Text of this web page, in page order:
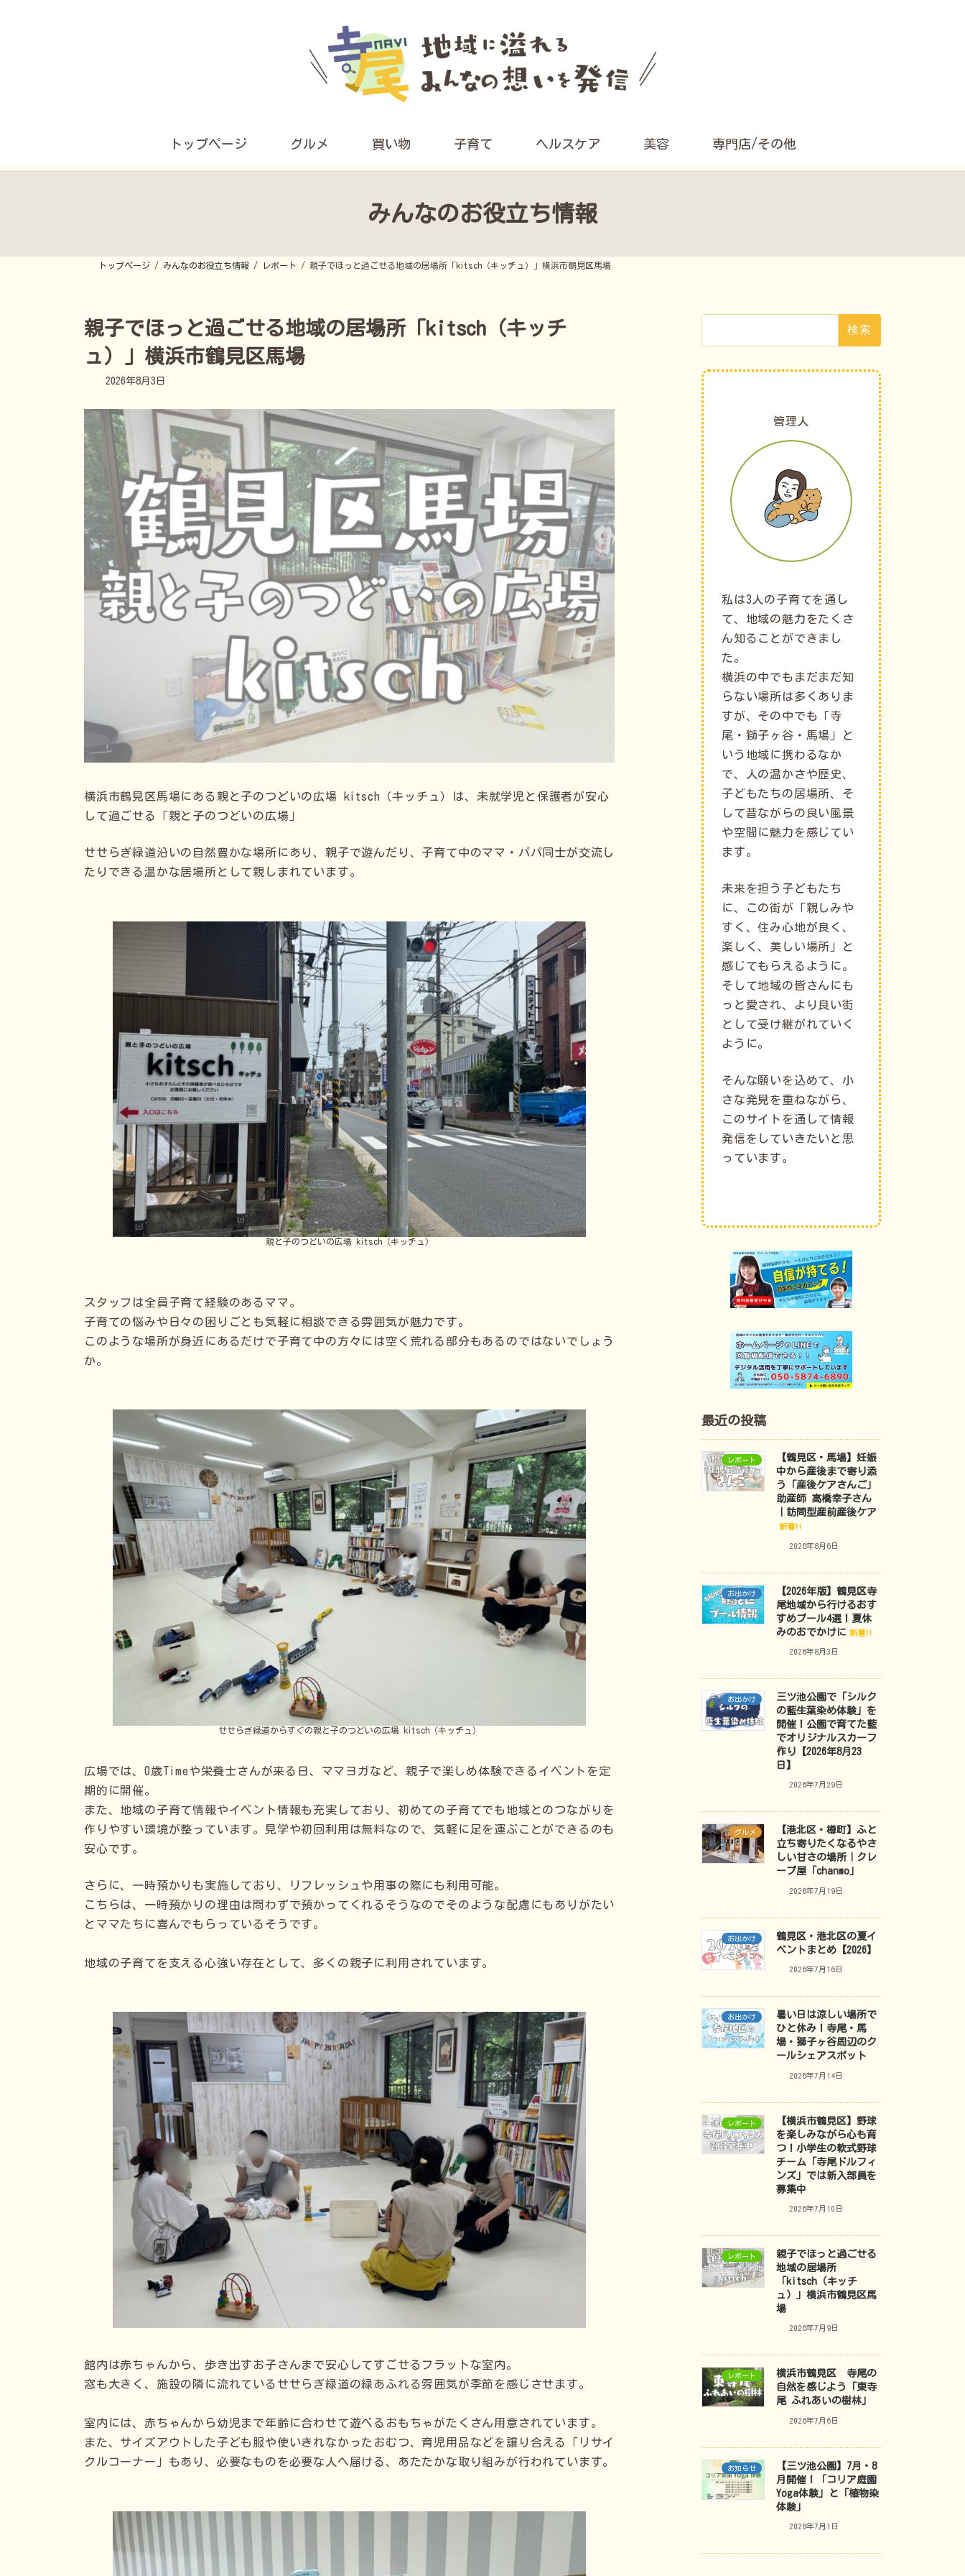
トップページ グルメ 買い物 子育て ヘルスケア 美容 専門店/その他
みんなのお役立ち情報
トップページ みんなのお役立ち情報 レポート 親子でほっと過ごせる地域の居場所「kitsch（キッチュ）」横浜市鶴見区馬場
親子でほっと過ごせる地域の居場所「kitsch（キッチ
ュ）」横浜市鶴見区馬場
最
新
日
時
2026年8月3日
横浜市鶴見区馬場にある親と子のつどいの広場 kitsch（キッチュ）は、未就学児と保護者が安心
して過ごせる「親と子のつどいの広場」
せせらぎ緑道沿いの自然豊かな場所にあり、親子で遊んだり、子育て中のママ・パパ同士が交流し
たりできる温かな居場所として親しまれています。
親と子のつどいの広場 kitsch（キッチュ）
スタッフは全員子育て経験のあるママ。
子育ての悩みや日々の困りごとも気軽に相談できる雰囲気が魅力です。
このような場所が身近にあるだけで子育て中の方々には空く荒れる部分もあるのではないでしょう
か。
せせらぎ緑道からすぐの親と子のつどいの広場 kitsch（キッチュ）
広場では、0歳Timeや栄養士さんが来る日、ママヨガなど、親子で楽しめ体験できるイベントを定
期的に開催。
また、地域の子育て情報やイベント情報も充実しており、初めての子育てでも地域とのつながりを
作りやすい環境が整っています。見学や初回利用は無料なので、気軽に足を運ぶことができるのも
安心です。
さらに、一時預かりも実施しており、リフレッシュや用事の際にも利用可能。
こちらは、一時預かりの理由は問わずで預かってくれるそうなのでそのような配慮にもありがたい
とママたちに喜んでもらっているそうです。
地域の子育てを支える心強い存在として、多くの親子に利用されています。
館内は赤ちゃんから、歩き出すお子さんまで安心してすごせるフラットな室内。
窓も大きく、施設の隣に流れているせせらぎ緑道の緑あふれる雰囲気が季節を感じさせます。
室内には、赤ちゃんから幼児まで年齢に合わせて遊べるおもちゃがたくさん用意されています。
また、サイズアウトした子ども服や使いきれなかったおむつ、育児用品などを譲り合える「リサイ
クルコーナー」もあり、必要なものを必要な人へ届ける、あたたかな取り組みが行われています。
検
管理人
私は3人の子育てを通し
て、地域の魅力をたくさ
ん知ることができまし
た。
横浜の中でもまだまだ知
らない場所は多くありま
すが、その中でも「寺
尾・獅子ヶ谷・馬場」と
いう地域に携わるなか
で、人の温かさや歴史、
子どもたちの居場所、そ
して昔ながらの良い風景
や空間に魅力を感じてい
ます。
未来を担う子どもたち
に、この街が「親しみや
すく、住み心地が良く、
楽しく、美しい場所」と
感じてもらえるように。
そして地域の皆さんにも
っと愛され、より良い街
として受け継がれていく
ように。
そんな願いを込めて、小
さな発見を重ねながら、
このサイトを通して情報
発信をしていきたいと思
っています。
最近の投稿
レポート
【鶴見区・馬場】妊娠
中から産後まで寄り添
う「産後ケアさんご」
助産師 高橋幸子さん
｜訪問型産前産後ケア
新着!!
2026年8月6日
お出かけ
【2026年版】鶴見区寺
尾地域から行けるおす
すめプール4選！夏休
みのおでかけに 新着!!
2026年8月3日
お出かけ
三ツ池公園で「シルク
の藍生葉染め体験」を
開催！公園で育てた藍
でオリジナルスカーフ
作り【2026年8月23
日】
2026年7月29日
グルメ
【港北区・樽町】ふと
立ち寄りたくなるやさ
しい甘さの場所｜クレ
ープ屋「chanmo」
2026年7月19日
お出かけ
鶴見区・港北区の夏イ
ベントまとめ【2026】
2026年7月16日
お出かけ
暑い日は涼しい場所で
ひと休み！寺尾・馬
場・獅子ヶ谷周辺のク
ールシェアスポット
2026年7月14日
レポート
【横浜市鶴見区】野球
を楽しみながら心も育
つ！小学生の軟式野球
チーム「寺尾ドルフィ
ンズ」では新入部員を
募集中
2026年7月10日
レポート
親子でほっと過ごせる
地域の居場所
「kitsch（キッチ
ュ）」横浜市鶴見区馬
場
2026年7月9日
レポート
横浜市鶴見区 寺尾の
自然を感じよう「東寺
尾 ふれあいの樹林」
2026年7月6日
お知らせ
【三ツ池公園】7月・8
月開催！「コリア庭園
Yoga体験」と「植物染
体験」
2026年7月1日